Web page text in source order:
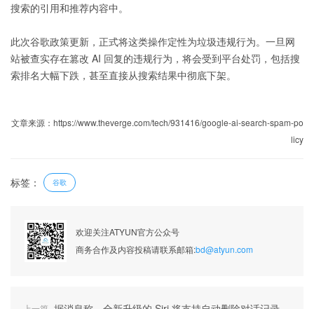
搜索的引用和推荐内容中。
此次谷歌政策更新，正式将这类操作定性为垃圾违规行为。一旦网
站被查实存在篡改 AI 回复的违规行为，将会受到平台处罚，包括搜
索排名大幅下跌，甚至直接从搜索结果中彻底下架。
文章来源：https://www.theverge.com/tech/931416/google-ai-search-spam-po
licy
标签： 谷歌
欢迎关注ATYUN官方公众号
商务合作及内容投稿请联系邮箱:bd@atyun.com